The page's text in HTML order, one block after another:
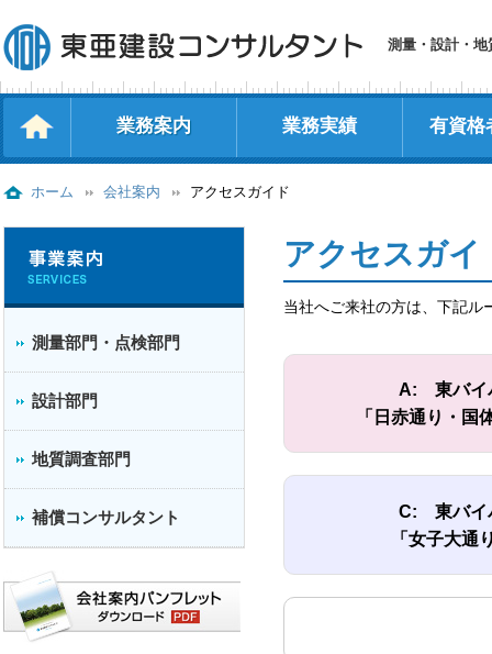
測量・設計・地
業務案内
測量部門・点検部門
設計部門
地質調査部門
補償コンサルタント
業務実績 有資格
ホーム 会社案内 アクセスガイド
測量部門・点検部門
設計部門
地質調査部門
補償コンサルタント
アクセスガイ
当社へご来社の方は、下記ル
A: 東バイ
「⽇⾚通り・国
C: 東バイ
「⼥⼦⼤通